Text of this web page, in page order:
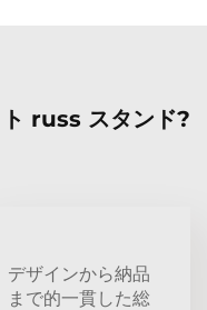
russ スタンド?
デザインから納品
まで的一貫した総